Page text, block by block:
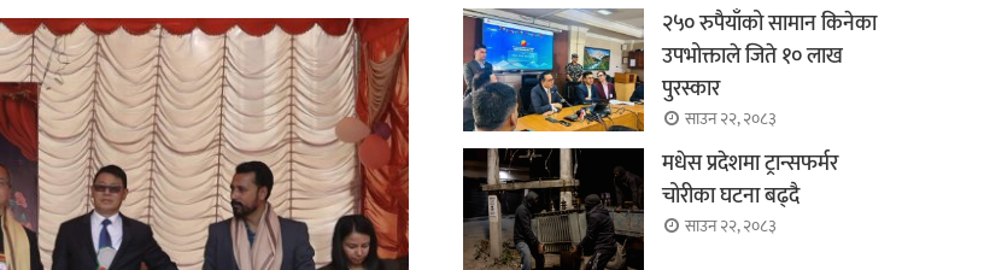
२५० रुपैयाँको सामान किनेका
उपभोक्ताले जिते १० लाख
पुरस्कार
साउन २२, २०८३
मधेस प्रदेशमा ट्रान्सफर्मर
चोरीका घटना बढ्दै
साउन २२, २०८३